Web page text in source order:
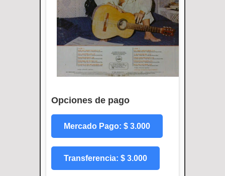
Opciones de pago
Mercado Pago: $ 3.000
Transferencia: $ 3.000